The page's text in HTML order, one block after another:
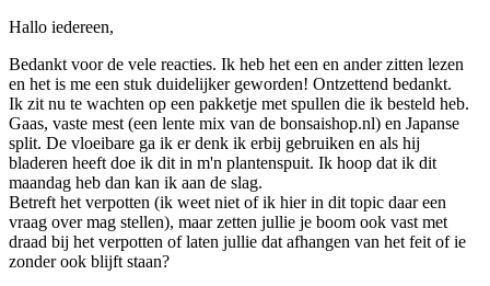
Hallo iedereen,
Bedankt voor de vele reacties. Ik heb het een en ander zitten lezen
en het is me een stuk duidelijker geworden! Ontzettend bedankt.
Ik zit nu te wachten op een pakketje met spullen die ik besteld heb.
Gaas, vaste mest (een lente mix van de bonsaishop.nl) en Japanse
split. De vloeibare ga ik er denk ik erbij gebruiken en als hij
bladeren heeft doe ik dit in m'n plantenspuit. Ik hoop dat ik dit
maandag heb dan kan ik aan de slag.
Betreft het verpotten (ik weet niet of ik hier in dit topic daar een
vraag over mag stellen), maar zetten jullie je boom ook vast met
draad bij het verpotten of laten jullie dat afhangen van het feit of ie
zonder ook blijft staan?